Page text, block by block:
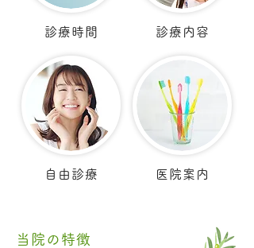
診療時間
自由診療
診療内容
医院案内
当院の特徴